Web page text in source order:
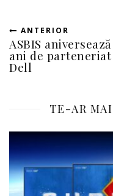
ANTERIOR
ASBIS aniversează
ani de parteneriat
Dell
TE-AR